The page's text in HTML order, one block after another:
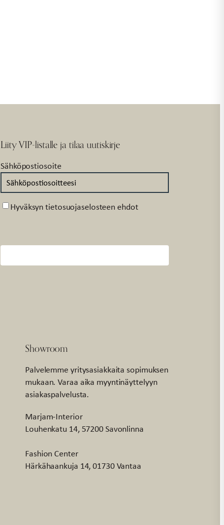
Liity VIP-listalle ja tilaa uutiskirje
Sähköpostiosoite
Suostumus
Hyväksyn tietosuojaselosteen ehdot
Showroom
Palvelemme yritysasiakkaita sopimuksen
mukaan. Varaa aika myyntinäyttelyyn
asiakaspalvelusta.
Marjam-Interior
Louhenkatu 14, 57200 Savonlinna
Fashion Center
Härkähaankuja 14, 01730 Vantaa